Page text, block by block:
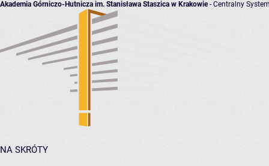
Akademia Górniczo-Hutnicza im. Stanisława Staszica w Krakowie- Centralny
NA SKRÓTY